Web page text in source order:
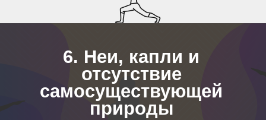
6. Неи, капли и
отсутствие
самосуществующей
природы